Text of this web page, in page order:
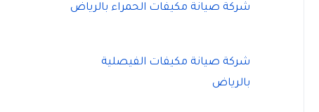
شركة صيانة مكيفات الحمراء بالرياض
شركة صيانة مكيفات الفيصلية
بالرياض